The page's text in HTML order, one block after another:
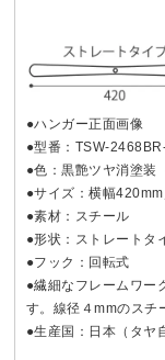
●ハンガー正面画像
●型番：TSW-
●色：黒艶ツヤ消塗装
●サイズ：横幅
●素材：スチール
●形状：ストレートタ
●フック：回転式
●繊細なフレームワー
す。線径４mmのスチ
●生産国：日本（タヤ